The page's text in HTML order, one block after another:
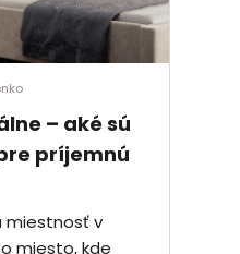
– aké sú
príjemnú
miestnosť v
miesto, kde